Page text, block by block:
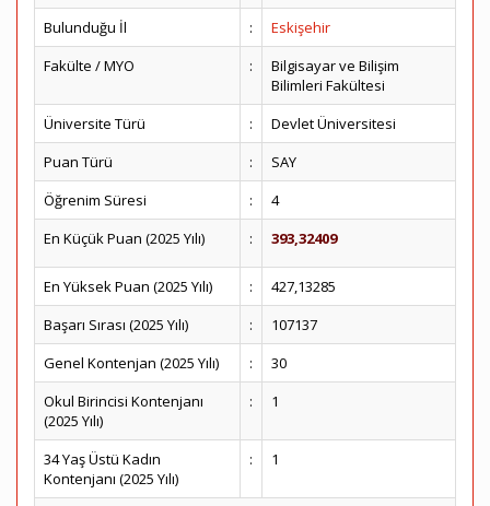
Bulunduğu İl
:
Eskişehir
Fakülte / MYO
:
Bilgisayar ve Bilişim
Bilimleri Fakültesi
Üniversite Türü
:
Devlet Üniversitesi
Puan Türü
:
SAY
Öğrenim Süresi
:
4
En Küçük Puan (2025 Yılı)
: 393,32409
En Yüksek Puan (2025 Yılı) :
427,13285
Başarı Sırası (2025 Yılı)
:
107137
Genel Kontenjan (2025 Yılı)
:
30
Okul Birincisi Kontenjanı
(2025 Yılı)
: 1
34 Yaş Üstü Kadın
Kontenjanı (2025 Yılı)
: 1